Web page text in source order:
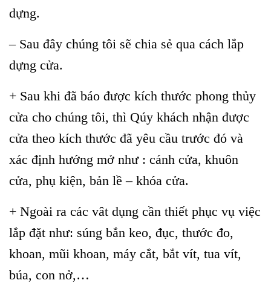
dựng.
– Sau đây chúng tôi sẽ chia sẻ qua cách lắp
dựng cửa.
+ Sau khi đã báo được kích thước phong thủy
cửa cho chúng tôi, thì Qúy khách nhận được
cửa theo kích thước đã yêu cầu trước đó và
xác định hướng mở như : cánh cửa, khuôn
cửa, phụ kiện, bản lề – khóa cửa.
+ Ngoài ra các vât dụng cần thiết phục vụ việc
lắp đặt như: súng bắn keo, đục, thước đo,
khoan, mũi khoan, máy cắt, bắt vít, tua vít,
búa, con nở,…